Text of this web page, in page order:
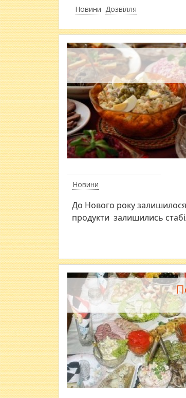
Новини Дозвілля
Новини
До Нового року залишилося
продукти залишились